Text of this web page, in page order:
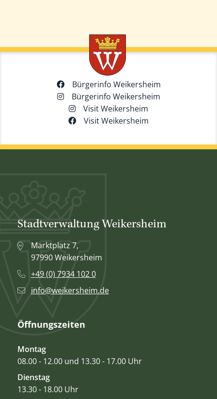
Bürgerinfo Weikersheim
Bürgerinfo Weikersheim
Visit Weikersheim
Visit Weikersheim
Stadtverwaltung Weikersheim
Marktplatz 7,
97990 Weikersheim
+49 (0) 7934 102 0
info@weikersheim.de
Öffnungszeiten
Montag
08.00 - 12.00 und 13.30 - 17.00 Uhr
Dienstag
13.30 - 18.00 Uhr